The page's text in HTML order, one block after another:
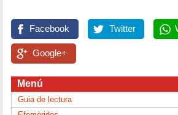
Facebook Twitter
Google+
Menú
Guia de lectura